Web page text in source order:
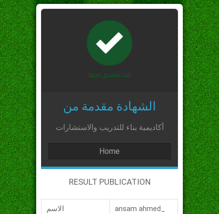
الشهادة مقدمة من
أكاديمية بناء للتدريب والاستشارات
Home
RESULT PUBLICATION
الاسم ansam ahmed_